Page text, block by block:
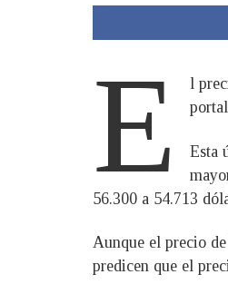
E
l
Esta
56.300 a 54.713
Aunque el precio
predicen que el